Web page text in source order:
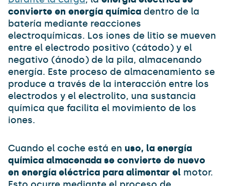
convierte en energía química dentro de la
batería mediante reacciones
electroquímicas. Los iones de litio se mueven
entre el electrodo positivo (cátodo) y el
negativo (ánodo) de la pila, almacenando
energía. Este proceso de almacenamiento se
produce a través de la interacción entre los
electrodos y el electrolito, una sustancia
química que facilita el movimiento de los
iones.
Cuando el coche está en uso, la energía
química almacenada se convierte de nuevo
en energía eléctrica para alimentar el motor.